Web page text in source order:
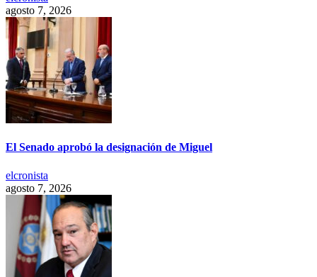
agosto 7, 2026
El Senado aprobó la designación de Miguel
elcronista
agosto 7, 2026